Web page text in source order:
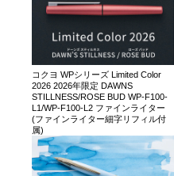
コクヨ WPシリーズ Limited Color
2026 2026年限定 DAWNS
STILLNESS/ROSE BUD WP-F100-
L1/WP-F100-L2 ファインライター
(ファインライター細字リフィル付
属)